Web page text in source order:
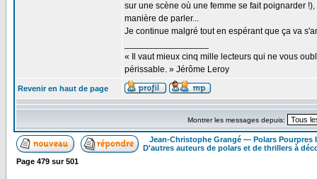
sur une scène où une femme se fait poignarder
manière de parler...
Je continue malgré tout en espérant que ça va
« Il vaut mieux cinq mille lecteurs qui ne vous
périssable. » Jérôme Leroy
Revenir en haut de page
Montrer les messages depuis:
Jean-Christophe Grangé — Polars Pourpres
D'autres auteurs de polars et de thrillers à
Page 479 sur501